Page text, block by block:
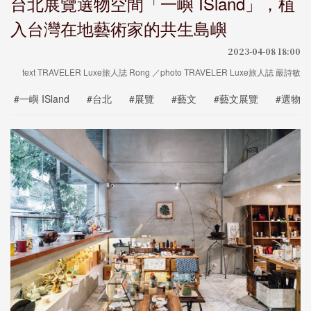
入台灣在地藝術家的共生島嶼
2023-04-08 18:00
text TRAVELER Luxe旅人誌 Rong ／photo TRAVELER Luxe旅人誌 嚴詩敏
#一嶼 ISland #台北 #展覽 #藝文 #藝文展覽 #選物